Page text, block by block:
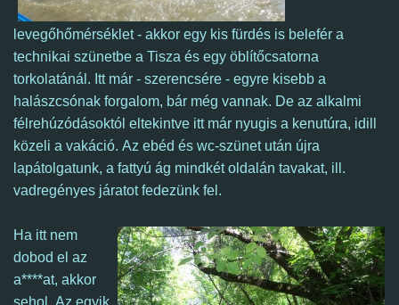
levegőhőmérséklet - akkor egy kis fürdés is belefér a
technikai szünetbe a Tisza és egy öblítőcsatorna
torkolatánál. Itt már - szerencsére - egyre kisebb a
halászcsónak forgalom, bár még vannak. De az alkalmi
félrehúzódásoktól eltekintve itt már nyugis a kenutúra, idill
közeli a vakáció. Az ebéd és wc-szünet után újra
lapátolgatunk, a fattyú ág mindkét oldalán tavakat, ill.
vadregényes járatot fedezünk fel.
Ha itt nem
dobod el az
a****at, akkor
sehol. Az egyik